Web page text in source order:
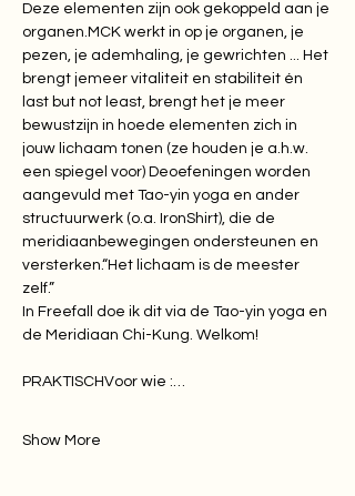
Deze elementen zijn ook gekoppeld aan je
organen.MCK werkt in op je organen, je
pezen, je ademhaling, je gewrichten ... Het
brengt jemeer vitaliteit en stabiliteit én
last but not least, brengt het je meer
bewustzijn in hoede elementen zich in
jouw lichaam tonen (ze houden je a.h.w.
een spiegel voor) Deoefeningen worden
aangevuld met Tao-yin yoga en ander
structuurwerk (o.a. IronShirt), die de
meridiaanbewegingen ondersteunen en
versterken.“Het lichaam is de meester
zelf.”
​In Freefall doe ik dit via de Tao-yin yoga en
de Meridiaan Chi-Kung. Welkom!
PRAKTISCHVoor wie :…
Show More